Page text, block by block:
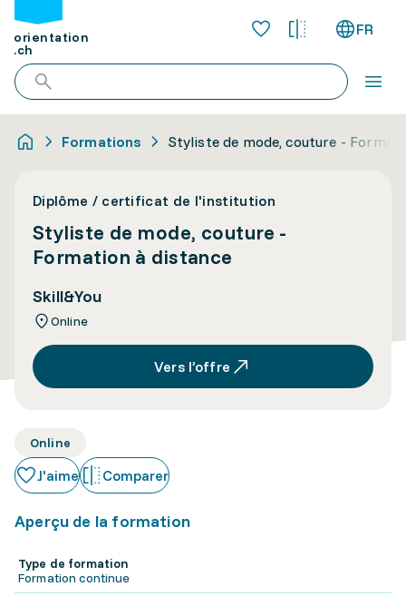
orientation
.ch
FR
Formations Styliste de mode, couture -
Diplôme / certificat de l'institution
Styliste de mode, couture -
Formation à distance
Skill&You
Online
Vers l’offre
Online
J'aime Comparer
Aperçu de la formation
Type de formation
Formation continue